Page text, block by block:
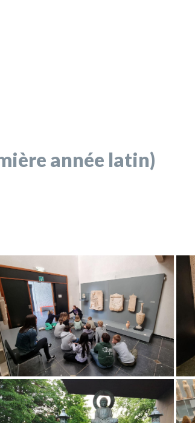
année latin)